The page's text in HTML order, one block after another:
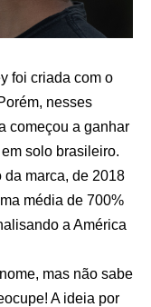
foi criada com o
nesses
começou a ganhar
solo brasileiro.
da marca, de 2018
média de 700%
a América
mas não sabe
A ideia por